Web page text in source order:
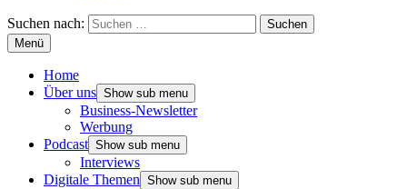
Suchen nach:
Menü
Home
Über uns Show sub menu
Business-Newsletter
Werbung
Podcast Show sub menu
Interviews
Digitale Themen Show sub menu